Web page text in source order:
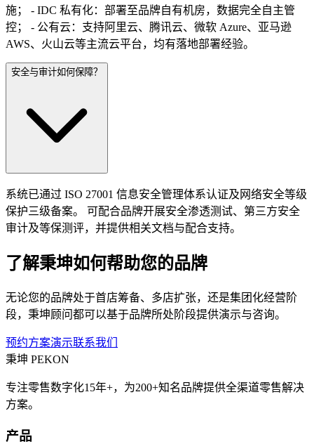
施； - IDC 私有化：部署至品牌自有机房，数据完全自主管
控； - 公有云：支持阿里云、腾讯云、微软 Azure、亚马逊
AWS、火山云等主流云平台，均有落地部署经验。
安全与审计如何保障？
系统已通过 ISO 27001 信息安全管理体系认证及网络安全等级
保护三级备案。 可配合品牌开展安全渗透测试、第三方安全
审计及等保测评，并提供相关文档与配合支持。
了解秉坤如何帮助您的品牌
无论您的品牌处于首店筹备、多店扩张，还是集团化经营阶
段，秉坤顾问都可以基于品牌所处阶段提供演示与咨询。
预约方案演示联系我们
秉坤 PEKON
专注零售数字化15年+，为200+知名品牌提供全渠道零售解决
方案。
产品